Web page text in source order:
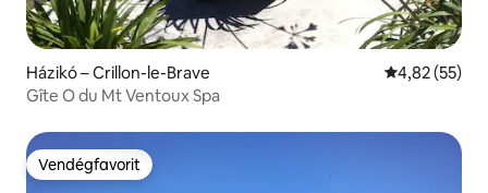
Házikó – Crillon-le-Brave Átlagos
4,82 (55)
Gîte O du Mt Ventoux Spa
Vendégfavorit
Vendégfavorit